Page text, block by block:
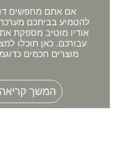
אם אתם מחפשים
להטמיע בביתכם
אודיו מוטיב מספקת
עבורכם. כאן תוכלו
מוצרים חכמים
המשך